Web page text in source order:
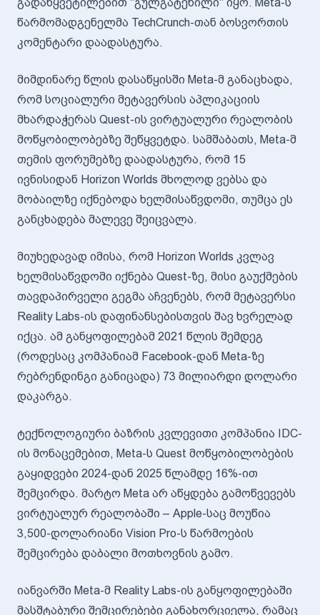
წარმომადგენელმა TechCrunch-თან ბოსვორთის
კომენტარი დაადასტურა.
მიმდინარე წლის დასაწყისში Meta-მ განაცხადა,
რომ სოციალური მეტავერსის აპლიკაციის
მხარდაჭერას Quest-ის ვირტუალური რეალობის
მოწყობილობებზე შეწყვეტდა. სამშაბათს, Meta-მ
თემის ფორუმებზე დაადასტურა, რომ 15
ივნისიდან Horizon Worlds მხოლოდ ვებსა და
მობაილზე იქნებოდა ხელმისაწვდომი, თუმცა ეს
განცხადება მალევე შეიცვალა.
მიუხედავად იმისა, რომ Horizon Worlds კვლავ
ხელმისაწვდომი იქნება Quest-ზე, მისი გაუქმების
თავდაპირველი გეგმა აჩვენებს, რომ მეტავერსი
Reality Labs-ის დაფინანსებისთვის შავ ხვრელად
იქცა. ამ განყოფილებამ 2021 წლის შემდეგ
(როდესაც კომპანიამ Facebook-დან Meta-ზე
რებრენდინგი განიცადა) 73 მილიარდი დოლარი
დაკარგა.
ტექნოლოგიური ბაზრის კვლევითი კომპანია IDC-
ის მონაცემებით, Meta-ს Quest მოწყობილობების
გაყიდვები 2024-დან 2025 წლამდე 16%-ით
შემცირდა. მარტო Meta არ აწყდება გამოწვევებს
ვირტუალურ რეალობაში – Apple-საც მოუწია
3,500-დოლარიანი Vision Pro-ს წარმოების
შემცირება დაბალი მოთხოვნის გამო.
იანვარში Meta-მ Reality Labs-ის განყოფილებაში
მასშტაბური შემცირებები განახორციელა, რამაც